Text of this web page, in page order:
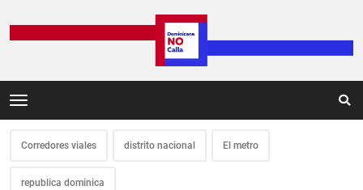
Corredores viales distrito nacional El metro
republica dominica